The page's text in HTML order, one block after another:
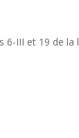
III et 19 de